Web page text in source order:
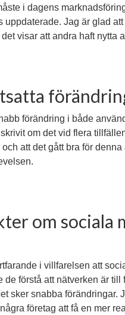
i dagens
uppdaterade. Jag är glad
visar att andra haft nytta
förändring i både
om det vid flera
att det gått bra för
om sociala
i villfarelsen att
de förstå att nätverken är till
sker snabba förändringar.
företag att få en mer